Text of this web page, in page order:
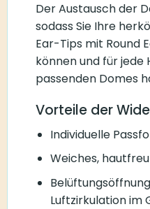
Der Austausch der
sodass Sie Ihre
Ear-Tips mit Round
können und für jede
passenden Domes
Vorteile der
Individuelle
Weiches,
Luftzirkulation im